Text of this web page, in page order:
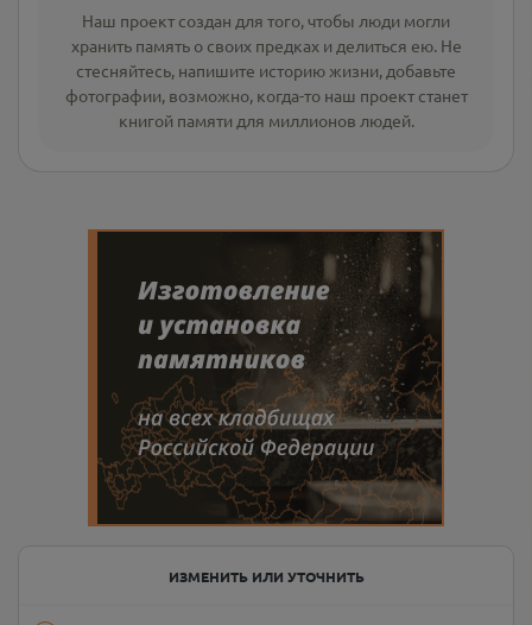
Наш проект создан для того, чтобы люди могли
хранить память о своих предках и делиться ею. Не
стесняйтесь, напишите историю жизни, добавьте
фотографии, возможно, когда-то наш проект станет
книгой памяти для миллионов людей.
ИЗМЕНИТЬ ИЛИ УТОЧНИТЬ